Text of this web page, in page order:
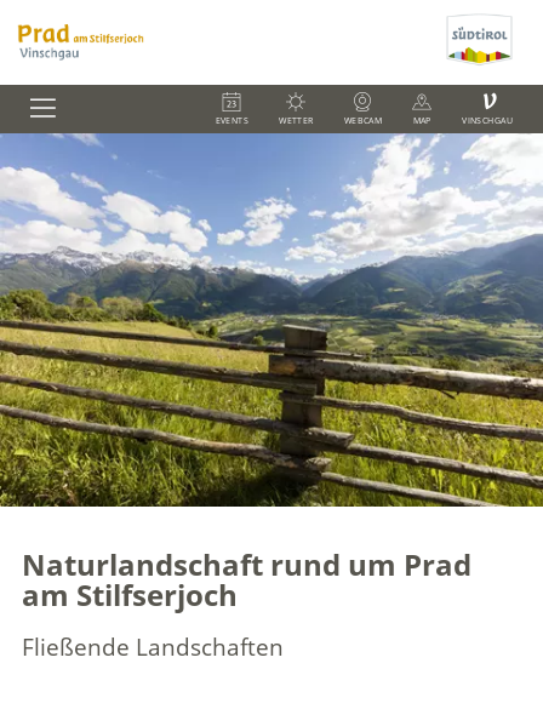
EVENTS WETTER WEBCAM MAP
V
VINSCHGAU
Naturlandschaft rund um Prad
am Stilfserjoch
Fließende Landschaften